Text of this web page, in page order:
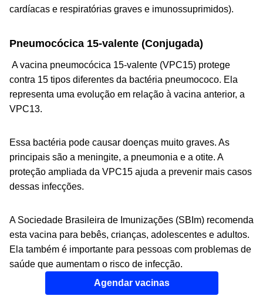
cardíacas e respiratórias graves e imunossuprimidos).
Pneumocócica 15-valente (Conjugada)
A vacina pneumocócica 15-valente (VPC15) protege
contra 15 tipos diferentes da bactéria pneumococo. Ela
representa uma evolução em relação à vacina anterior, a
VPC13.
Essa bactéria pode causar doenças muito graves. As
principais são a meningite, a pneumonia e a otite. A
proteção ampliada da VPC15 ajuda a prevenir mais casos
dessas infecções.
A Sociedade Brasileira de Imunizações (SBIm) recomenda
esta vacina para bebês, crianças, adolescentes e adultos.
Ela também é importante para pessoas com problemas de
saúde que aumentam o risco de infecção.
Agendar vacinas